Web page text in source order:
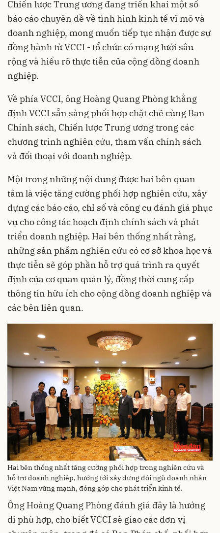
Chiến lược Trung ương đang triển khai một số
báo cáo chuyên đề về tình hình kinh tế vĩ mô và
doanh nghiệp, mong muốn tiếp tục nhận được sự
đồng hành từ VCCI - tổ chức có mạng lưới sâu
rộng và hiểu rõ thực tiễn của cộng đồng doanh
nghiệp.
Về phía VCCI, ông Hoàng Quang Phòng khẳng
định VCCI sẵn sàng phối hợp chặt chẽ cùng Ban
Chính sách, Chiến lược Trung ương trong các
chương trình nghiên cứu, tham vấn chính sách
và đối thoại với doanh nghiệp.
Một trong những nội dung được hai bên quan
tâm là việc tăng cường phối hợp nghiên cứu, xây
dựng các báo cáo, chỉ số và công cụ đánh giá phục
vụ cho công tác hoạch định chính sách và phát
triển doanh nghiệp. Hai bên thống nhất rằng,
những sản phẩm nghiên cứu có cơ sở khoa học và
thực tiễn sẽ góp phần hỗ trợ quá trình ra quyết
định của cơ quan quản lý, đồng thời cung cấp
thông tin hữu ích cho cộng đồng doanh nghiệp và
các bên liên quan.
Hai bên thống nhất tăng cường phối hợp trong nghiên cứu và
hỗ trợ doanh nghiệp, hướng tới xây dựng đội ngũ doanh nhân
Việt Nam vững mạnh, đóng góp cho phát triển kinh tế.
Ông Hoàng Quang Phòng đánh giá đây là hướng
đi phù hợp, cho biết VCCI sẽ giao các đơn vị